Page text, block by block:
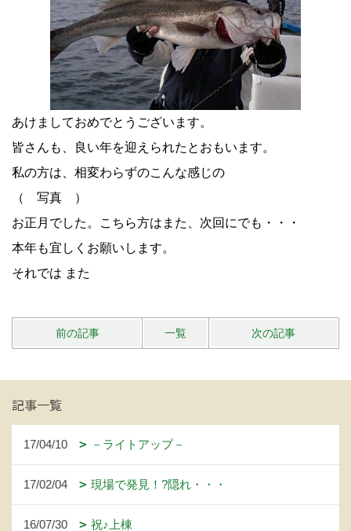
あけましておめでとうございます。
皆さんも、良い年を迎えられたとおもいます。
私の方は、相変わらずのこんな感じの
（ 写真 ）
お正月でした。こちら方はまた、次回にでも・・・
本年も宜しくお願いします。
それでは また
前の記事 一覧 次の記事
記事一覧
17/04/10 －ライトアップ－
17/02/04 現場で発見！?隠れ・・・
16/07/30 祝♪上棟